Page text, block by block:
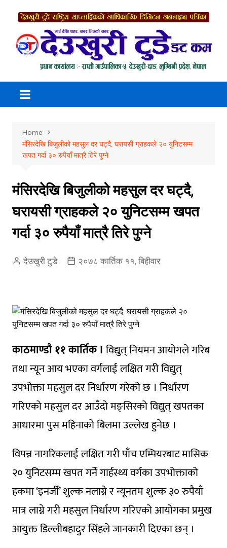
content
Home
मंसिरदेखि बिजुलीको महसुल दर घट्दै, घरायसी ग्राहकले २० युनिटसम्म
खपत गर्दा ३० रुपैयाँ मात्रै तिरे पुग्ने
मंसिरदेखि बिजुलीको महसुल दर घट्दै,
घरायसी ग्राहकले २० युनिटसम्म खपत
गर्दा ३० रुपैयाँ मात्रै तिरे पुग्ने
देउखुरी टुडे २०७८ कार्तिक ११, बिहीवार
काठमाण्डाै ११ कार्तिक ।विद्युत् नियमन आयोगले गरिब
तथा न्यून आय भएका वर्गलाई लक्षित गरी विद्युत्
उपभोक्ता महसुल दर निर्धारण गरेको छ । निर्धारण
गरिएको महसुल दर आउँदाे मङ्सिरको विद्युत् खपतका
आधारमा पुस महिनाको बिलमा उल्लेख हुनेछ ।
विपन्न नागरिकलाई लक्षित गरी पाँच एम्पियरबाट मासिक
२० युनिटसम्म खपत गर्ने गार्हस्थ्य वर्गका उपभोक्ताको
हकमा ‘इनर्जी’ शुल्क नलाग्ने र न्यूनतम शुल्क ३० रुपैयाँ
मात्र लाग्ने गरी महसुल निर्धारण गरिएको आयोगका प्रमुख
आयुक्त डिल्लीबहादुर सिंहले जानकारी दिएका छन् ।